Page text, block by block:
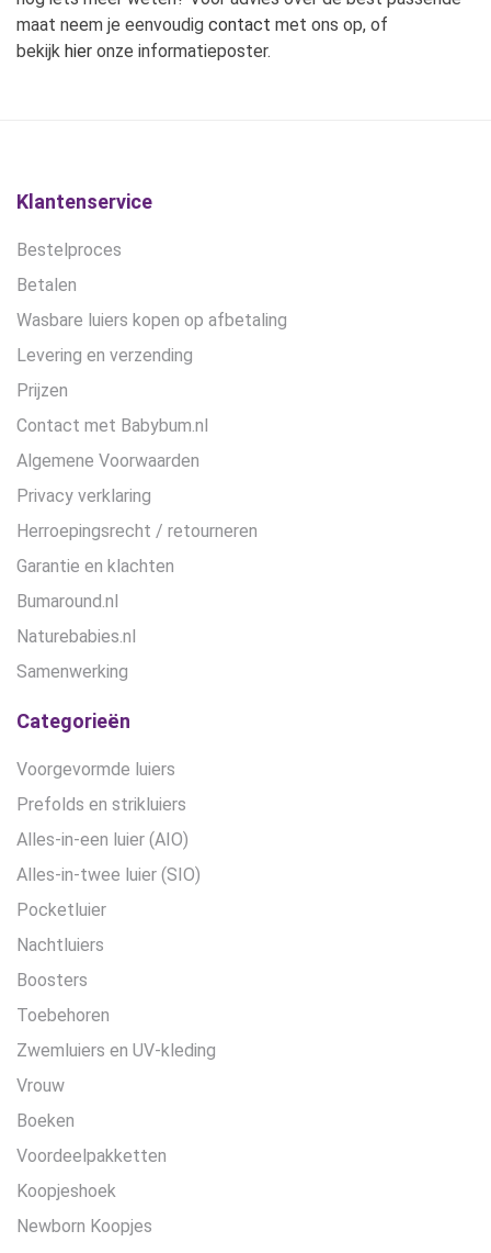
maat neem je eenvoudig contact met ons op, of
bekijk hier onze informatieposter.
Klantenservice
Bestelproces
Betalen
Wasbare luiers kopen op afbetaling
Levering en verzending
Prijzen
Contact met Babybum.nl
Algemene Voorwaarden
Privacy verklaring
Herroepingsrecht / retourneren
Garantie en klachten
Bumaround.nl
Naturebabies.nl
Samenwerking
Categorieën
Voorgevormde luiers
Prefolds en strikluiers
Alles-in-een luier (AIO)
Alles-in-twee luier (SIO)
Pocketluier
Nachtluiers
Boosters
Toebehoren
Zwemluiers en UV-kleding
Vrouw
Boeken
Voordeelpakketten
Koopjeshoek
Newborn Koopjes